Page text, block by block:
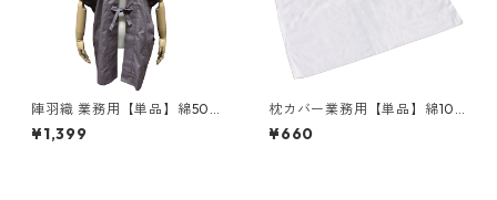
陣羽織 業務用【単品】綿50%
ポリ50% 大人用 男女兼用 横
糸スラブ織り 背あて裏地付 グ
¥1,399
枕カバー業務用【単品】綿10
0% 55×90cm 薄手タイプ ピ
ローケース 封筒型 ホワイト 白
¥660